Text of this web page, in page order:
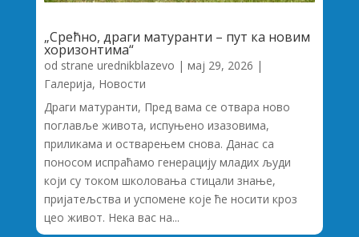
„Срећно, драги матуранти – пут ка новим
хоризонтима“
od strane urednikblazevo | мај 29, 2026 |
Галерија, Новости
Драги матуранти, Пред вама се отвара ново
поглавље живота, испуњено изазовима,
приликама и остварењем снова. Данас са
поносом испраћамо генерацију младих људи
који су током школовања стицали знање,
пријатељства и успомене које ће носити кроз
цео живот. Нека вас на...